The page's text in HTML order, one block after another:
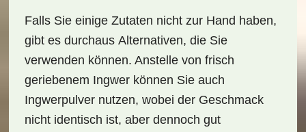
Falls Sie einige Zutaten nicht zur Hand haben,
gibt es durchaus Alternativen, die Sie
verwenden können. Anstelle von frisch
geriebenem Ingwer können Sie auch
Ingwerpulver nutzen, wobei der Geschmack
nicht identisch ist, aber dennoch gut